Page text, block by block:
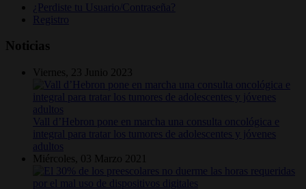
¿Perdiste tu Usuario/Contraseña?
Registro
Noticias
Viernes, 23 Junio 2023
Vall d’Hebron pone en marcha una consulta oncológica e
integral para tratar los tumores de adolescentes y jóvenes
adultos
Miércoles, 03 Marzo 2021